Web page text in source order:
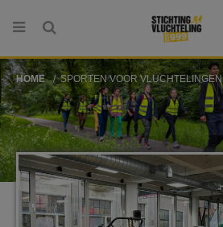
HOME SPORTEN VOOR VLUCHTELINGEN